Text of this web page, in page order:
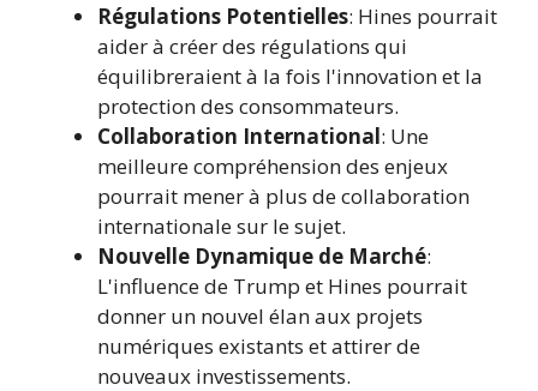
Régulations Potentielles: Hines pourrait
aider à créer des régulations qui
équilibreraient à la fois l'innovation et la
protection des consommateurs.
Collaboration International: Une
meilleure compréhension des enjeux
pourrait mener à plus de collaboration
internationale sur le sujet.
Nouvelle Dynamique de Marché:
L'influence de Trump et Hines pourrait
donner un nouvel élan aux projets
numériques existants et attirer de
nouveaux investissements.